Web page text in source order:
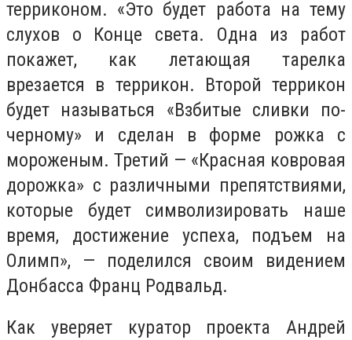
терриконом. «Это будет работа на тему
слухов о Конце света. Одна из работ
покажет, как летающая тарелка
врезается в террикон. Второй террикон
будет называться «Взбитые сливки по-
черному» и сделан в форме рожка с
мороженым. Третий — «Красная ковровая
дорожка» с различными препятствиями,
которые будет символизировать наше
время, достижение успеха, подъем на
Олимп», — поделился своим видением
Донбасса Франц Родвальд.
Как уверяет куратор проекта Андрей